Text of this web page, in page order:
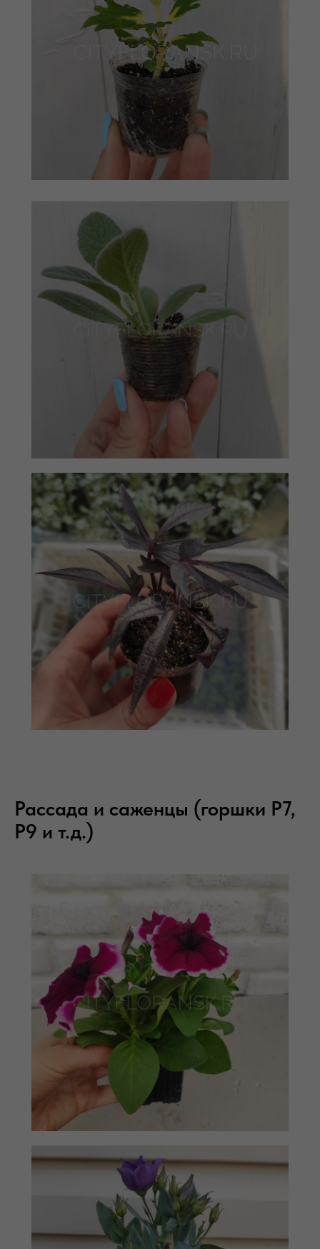
Рассада и саженцы (горшки Р7,
Р9 и т.д.)